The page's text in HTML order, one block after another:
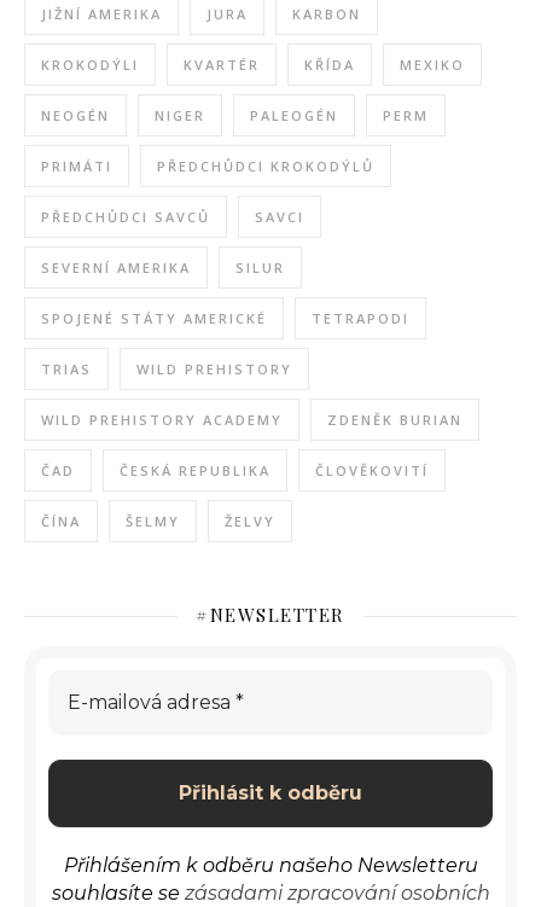
JIŽNÍ AMERIKA JURA KARBON
KROKODÝLI KVARTÉR KŘÍDA MEXIKO
NEOGÉN NIGER PALEOGÉN PERM
PRIMÁTI PŘEDCHŮDCI KROKODÝLŮ
PŘEDCHŮDCI SAVCŮ SAVCI
SEVERNÍ AMERIKA SILUR
SPOJENÉ STÁTY AMERICKÉ TETRAPODI
TRIAS WILD PREHISTORY
WILD PREHISTORY ACADEMY ZDENĚK BURIAN
ČAD ČESKÁ REPUBLIKA ČLOVĚKOVITÍ
ČÍNA ŠELMY ŽELVY
#NEWSLETTER
Přihlášením k odběru našeho Newsletteru
souhlasíte se zásadami zpracování osobních